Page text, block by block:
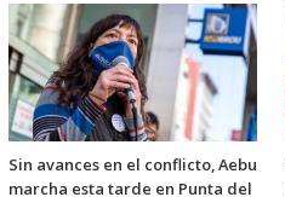
Sin avances en el conflicto, Aebu
marcha esta tarde en Punta del